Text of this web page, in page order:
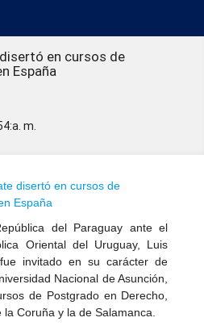
en cursos de
España
m.
del Paraguay ante el
Oriental del Uruguay, Luis
invitado en su carácter de
Nacional de Asunción,
de Postgrado en Derecho,
Coruña y la de Salamanca.